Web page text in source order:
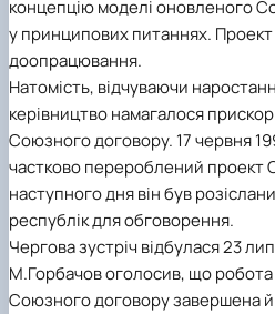
концепцію моделі оновленого
у принципових питаннях.
доопрацювання.
Натомість, відчуваючи
керівництво намагалося
Союзного договору. 17 червня
частково перероблений проект
наступного дня він був
республік для обговорення.
Чергова зустріч відбулася 23
М.Горбачов оголосив, що
Союзного договору завершена й